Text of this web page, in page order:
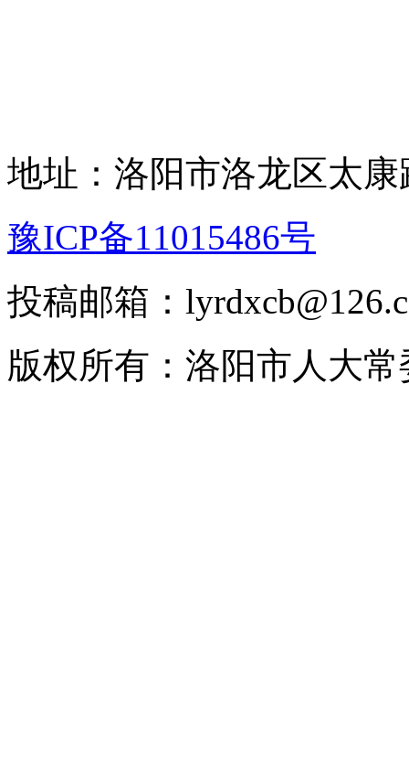
地址：洛阳市洛龙区太康
豫ICP备11015486号
投稿邮箱：
版权所有：洛阳市人大常